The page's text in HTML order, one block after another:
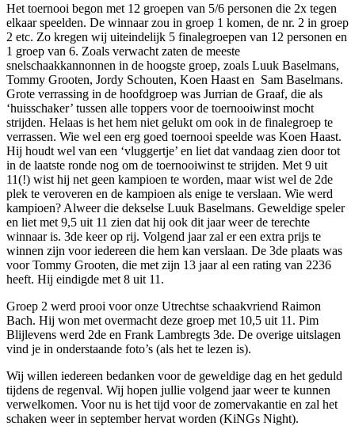
Het toernooi begon met 12 groepen van 5/6 personen die 2x tegen
elkaar speelden. De winnaar zou in groep 1 komen, de nr. 2 in groep
2 etc. Zo kregen wij uiteindelijk 5 finalegroepen van 12 personen en
1 groep van 6. Zoals verwacht zaten de meeste
snelschaakkannonnen in de hoogste groep, zoals Luuk Baselmans,
Tommy Grooten, Jordy Schouten, Koen Haast en Sam Baselmans.
Grote verrassing in de hoofdgroep was Jurrian de Graaf, die als
‘huisschaker’ tussen alle toppers voor de toernooiwinst mocht
strijden. Helaas is het hem niet gelukt om ook in de finalegroep te
verrassen. Wie wel een erg goed toernooi speelde was Koen Haast.
Hij houdt wel van een ‘vluggertje’ en liet dat vandaag zien door tot
in de laatste ronde nog om de toernooiwinst te strijden. Met 9 uit
11(!) wist hij net geen kampioen te worden, maar wist wel de 2de
plek te veroveren en de kampioen als enige te verslaan. Wie werd
kampioen? Alweer die dekselse Luuk Baselmans. Geweldige speler
en liet met 9,5 uit 11 zien dat hij ook dit jaar weer de terechte
winnaar is. 3de keer op rij. Volgend jaar zal er een extra prijs te
winnen zijn voor iedereen die hem kan verslaan. De 3de plaats was
voor Tommy Grooten, die met zijn 13 jaar al een rating van 2236
heeft. Hij eindigde met 8 uit 11.
Groep 2 werd prooi voor onze Utrechtse schaakvriend Raimon
Bach. Hij won met overmacht deze groep met 10,5 uit 11. Pim
Blijlevens werd 2de en Frank Lambregts 3de. De overige uitslagen
vind je in onderstaande foto’s (als het te lezen is).
Wij willen iedereen bedanken voor de geweldige dag en het geduld
tijdens de regenval. Wij hopen jullie volgend jaar weer te kunnen
verwelkomen. Voor nu is het tijd voor de zomervakantie en zal het
schaken weer in september hervat worden (KiNGs Night).